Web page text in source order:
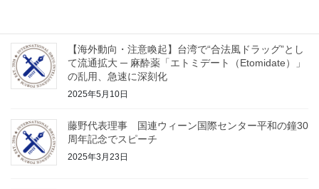
【海外動向・注意喚起】台湾で“合法風ドラッグ”とし
て流通拡大 ─ 麻酔薬「エトミデート（Etomidate）」
の乱用、急速に深刻化
2025年5月10日
藤野代表理事 国連ウィーン国際センター平和の鐘30
周年記念でスピーチ
2025年3月23日